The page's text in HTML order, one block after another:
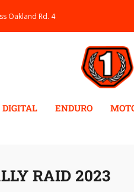
Oakland Rd. 4
ENDURO
RAID 2023